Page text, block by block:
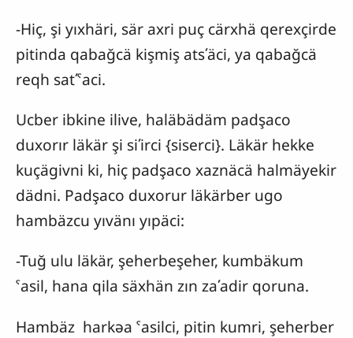
-Hiç, şi yıxhäri, sär axri puç cärxhä qerexçirde
pitinda qabağcä kişmiş atsʹäci, ya qabağcä
reqh satʹˁaci.
Ucber ibkine ilive, haläbädäm padşaco
duxorır läkär şi siʹirci {siserci}. Läkär hekke
kuçägivni ki, hiç padşaco xaznäcä halmäyekir
dädni. Padşaco duxorur läkärber ugo
hambäzcu yıvänı yıpäci:
-Tuğ ulu läkär, şeherbeşeher, kumbäkum
ˁasil, hana qila säxhän zın zaʹadir qoruna.
Hambäz harkəa ˁasilci, pitin kumri, şeherber